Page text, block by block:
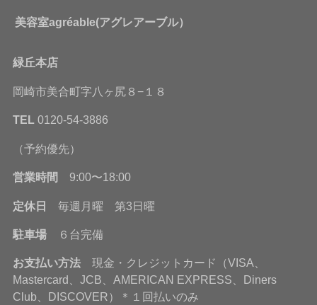
美容室agréable(アグレアーブル）
緑丘本店
岡崎市美合町字八ヶ尻８−１８
TEL 0120-54-3886
（予約優先）
営業時間 9:00〜18:00
定休日 毎週月曜 第3日曜
駐車場 ６台完備
お支払い方法現金・クレジットカード（VISA、
Mastercard、JCB、AMERICAN EXPRESS、Diners
Club、DISCOVER）＊１回払いのみ